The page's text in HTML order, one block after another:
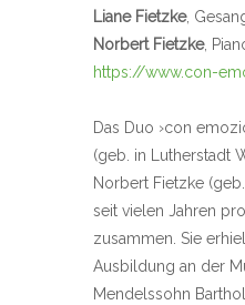
Liane Fietzke,
Norbert Fietzke,
https://www.con-
Das Duo ›con
(geb. in Lutherstadt
Norbert Fietzke
seit vielen Jahren
zusammen. Sie
Ausbildung an der
Mendelssohn